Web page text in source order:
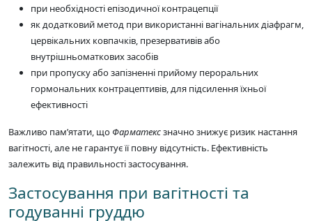
при необхідності епізодичної контрацепції
як додатковий метод при використанні вагінальних діафрагм,
цервікальних ковпачків, презервативів або
внутрішньоматкових засобів
при пропуску або запізненні прийому пероральних
гормональних контрацептивів, для підсилення їхньої
ефективності
Важливо пам’ятати, що Фарматексзначно знижує ризик настання
вагітності, але не гарантує її повну відсутність. Ефективність
залежить від правильності застосування.
Застосування при вагітності та
годуванні груддю